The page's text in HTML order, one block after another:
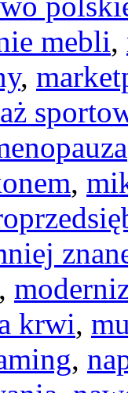
mebli,
,
,
,
krwi,
,